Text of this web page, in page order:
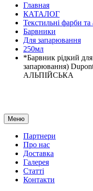
Главная
КАТАЛОГ
Текстильні фарби та
Барвники
Для запарювання
250мл
*Барвник рідкий
запарювання)
АЛЬПІЙСЬКА
Меню
Партнери
Про нас
Доставка
Галерея
Статтi
Контакти